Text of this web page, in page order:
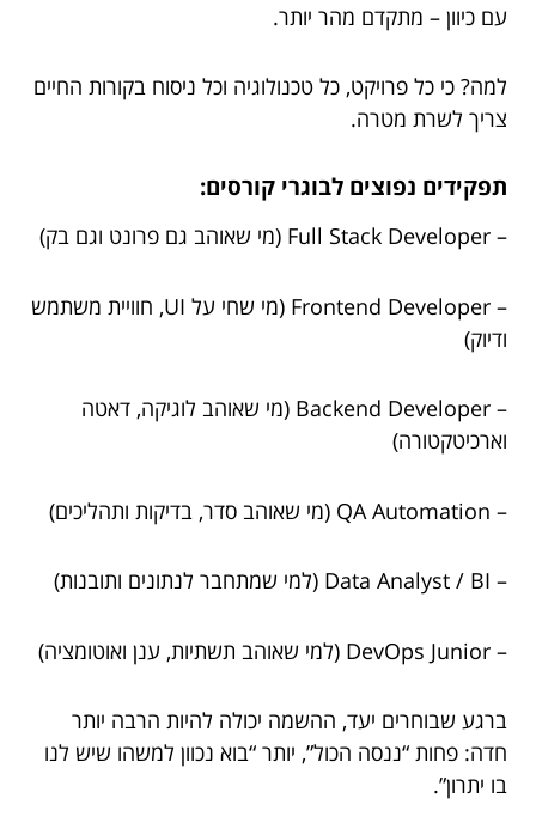
עם כיוון – מתקדם מהר יותר.
למה? כי כל פרויקט, כל טכנולוגיה וכל ניסוח בקורות החיים
צריך לשרת מטרה.
תפקידים נפוצים לבוגרי קורסים:
– Full Stack Developer (מי שאוהב גם פרונט וגם בק)
– Frontend Developer (מי שחי על UI, חוויית משתמש
ודיוק)
– Backend Developer (מי שאוהב לוגיקה, דאטה
וארכיטקטורה)
– QA Automation (מי שאוהב סדר, בדיקות ותהליכים)
– Data Analyst / BI (למי שמתחבר לנתונים ותובנות)
– DevOps Junior (למי שאוהב תשתיות, ענן ואוטומציה)
ברגע שבוחרים יעד, ההשמה יכולה להיות הרבה יותר
חדה: פחות “ננסה הכול”, יותר “בוא נכוון למשהו שיש לנו
בו יתרון”.